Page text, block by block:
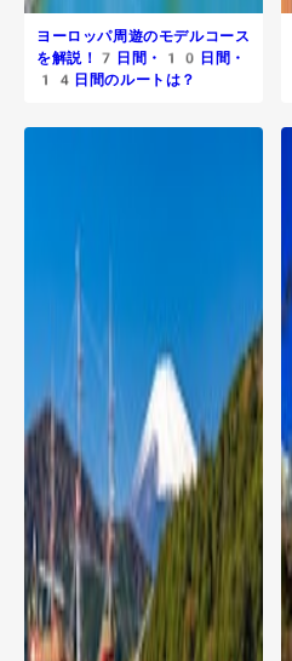
ヨーロッパ周遊のモデルコース
を解説！7日間・10日間・
14日間のルートは？